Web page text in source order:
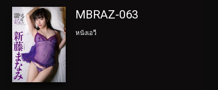
MBRAZ-063
หนังเอวี